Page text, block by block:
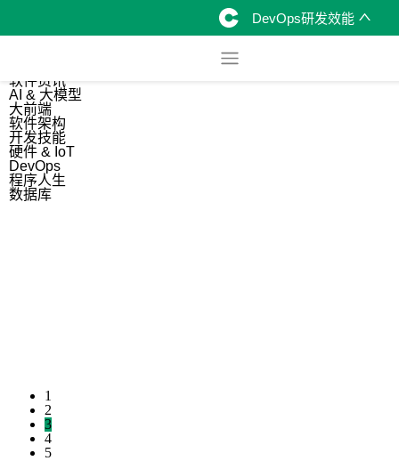
DevOps研发效能
软件资讯
AI & 大模型
大前端
软件架构
开发技能
硬件 & IoT
DevOps
程序人生
数据库
1
2
3
4
5